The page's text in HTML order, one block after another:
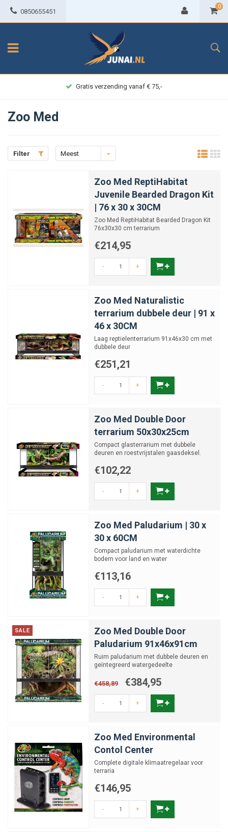
0850655451
0
Achteraf betalen
Zoo Med
Filter
Meest
Zoo Med ReptiHabitat
Juvenile Bearded Dragon Kit
| 76 x 30 x 30CM
Zoo Med ReptiHabitat Bearded Dragon Kit
76x30x30 cm terrarium
€214,95
- +
Zoo Med Naturalistic
terrarium dubbele deur | 91 x
46 x 30CM
Laag reptielenterrarium 91x46x30 cm met
dubbele deur
€251,21
- +
Zoo Med Double Door
terrarium 50x30x25cm
Compact glasterrarium met dubbele
deuren en roestvrijstalen gaasdeksel.
€102,22
- +
Zoo Med Paludarium | 30 x
30 x 60CM
Compact paludarium met waterdichte
bodem voor land en water
€113,16
- +
SALE
Zoo Med Double Door
Paludarium 91x46x91cm
Ruim paludarium met dubbele deuren en
geïntegreerd watergedeelte
€458,89 €384,95
- +
Zoo Med Environmental
Contol Center
Complete digitale klimaatregelaar voor
terraria
€146,95
- +